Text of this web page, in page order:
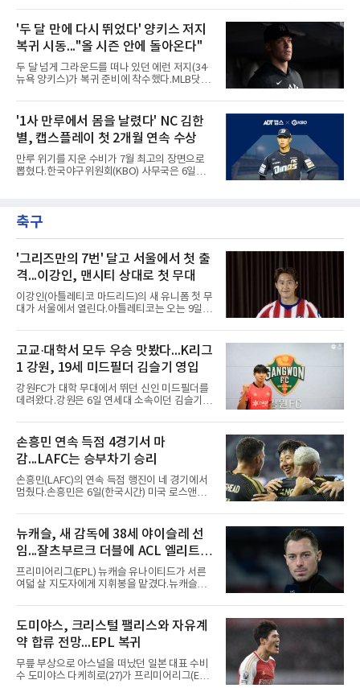
을 놓았고, 버펄로는 이 회에만 5점을 뽑아 7-6
역전승을 거뒀다.한국에서의 성적도
컵스)은 6일(한국시간) 미국 시카고 리글리필드
에서 나란히 홈런 두 방씩을 주고받았다.첫 회부
터 불이 붙었다. 1회초 선두타자 오타니가 컵스
선발 이마나가 쇼타를 상대로 우월 솔로 홈런을
뽑자, 1회말 크로암스트롱이 다저스 선발 에릭
라워를 상대로 중월 솔로 홈런으로 응수했다. 최
근 50년간 리글리필드에서 1회 양 팀 선두타자
10위 이내 선수끼리 이런 공방을 벌인 사례는 처
음이다.흐름은 크로암스트롱
'두 달 만에 다시 뛰었다' 양키스 저지
복귀 시동..."올 시즌 안에 돌아온다"
두 달 넘게 그라운드를 떠나 있던 에런 저지(34·
뉴욕 양키스)가 복귀 준비에 착수했다.MLB닷컴
뒤 야외 달리기와 상체 저항 운동으로 훈련 강도
를 높여도 된다는 허가를 받았다고 전했다.저지
는 이날 뉴욕 양키스타디움에서 열린 세인트루
이스 카디널스전을 앞두고 야구 장비를 착용한
채 스트레칭과 조깅, 저항 밴드 훈련을 소화했
다. 아메리칸리그 최우수선수(MVP) 3회 수상자
인 그가 부상 이후 야외 달리기에 나선 것은 처음
는 것이 계획이었고 올해를 접겠다고 생각한 적
은 없다고 말했다.이탈은
'1사 만루에서 몸을 날렸다' NC 김한
별, 캡스플레이 첫 2개월 연속 수상
만루 위기를 지운 수비가 7월 최고의 장면으로
뽑혔다.한국야구위원회(KBO) 사무국은 6일
이 상 제정 이래 첫 사례다.ADT캡스가 KBO와
함께 시상하는 이 상은 공식 기록위원이 승리 확
최고점을 받은 수비 장면에 준다.수상 장면은 지
난달 23일 서울 잠실구장에서 나왔다. NC가 7-5
로 앞선 8회말 1사 만루에서 김한별은 LG 트윈
스 오지환의 강한 타구에 몸을 날려 막아낸 뒤 유
격수 김주원에게 연결했다. 김주원이 1루수 블
레인에게 던지며 4-6-3 병살타가 완
축구
'그리즈만의 7번' 달고 서울에서 첫 출
격...이강인, 맨시티 상대로 첫 무대
이강인(아틀레티코 마드리드)의 새 유니폼 첫 무
대가 서울에서 열린다.아틀레티코는 오는 9일
와 2026 쿠팡플레이 시리즈 친선 경기를 치른다.
구단 소집 명단에 이강인이 포함되면서 변수가
없는 한 그의 첫 출격은 서울이 된다.등번호부터
무게가 실렸다. 이강인은 첫 경기부터 7번을 단
다. 2010년대 팀의 전성기를 이끈 앙투안 그리즈
만이 달았던 번호다.합류 과정은 순탄치 않았다.
스페인으로 건너가려던 그는 병역 특례 행정 절
짧게 호흡을 맞춰 경기에 나선다.역할도 관심사
다. 유려한 탈압박과
고교·대학서 모두 우승 맛봤다...K리그
1 강원, 19세 미드필더 김슬기 영입
강원FC가 대학 무대에서 뛰던 신인 미드필더를
데려왔다.강원은 6일 연세대 소속이던 김슬기
조건을 갖췄다.이력은 우승으로 채워져 있다. 수
원고 시절 주축으로 활약하며 지난해 전국고등
리그와 추계전국고등대회 우승에 기여했고, 올
해 연세대 진학 후에는 춘계한산대첩기대학대회
정상에 올랐다. 2024년에는 17세 이하(U-17) 대
표팀 훈련에도 소집됐다.김슬기는 입단하게 돼
기쁘고 영광이라며 프로 무대에서도 성장해 팀
손흥민 연속 득점 4경기서 마
감...LAFC는 승부차기 승리
손흥민(LAFC)의 연속 득점 행진이 네 경기에서
멈췄다.손흥민은 6일(한국시간) 미국 로스앤젤
컵 리그 페이즈 1차전 치바스 과달라하라(멕시
코)전에 선발 출전했으나 공격포인트 없이 후반
41분 타일러 보이드와 교체됐다. 이날 골을 넣었
다면 공식전 5경기 연속 득점이었다. 다만 메이
저리그사커(MLS)에서 이어온 4경기 연속골 기
록은 유지된다.경기는 팽팽했다. 전반 38분 다비
드 마르티네스의 땅볼 크로스를 드니 부앙가가
으로 골대 오른쪽 하단을 찔러 균형을 맞췄다.승
부는 승부차기로 갈렸다. LAFC는
뉴캐슬, 새 감독에 38세 야이슬레 선
임...잘츠부르크 더블에 ACL 엘리트 2
연패 경력
프리미어리그(EPL) 뉴캐슬 유나이티드가 서른
여덟 살 지도자에게 지휘봉을 맡겼다.뉴캐슬은
임을 발표했다. 그는 스페인 라망가에서 진행 중
인 프리시즌 캠프에 곧바로 합류했다. 구단은 유
럽 축구계에서 가장 촉망받는 젊은 감독을 데려
왔다고 밝혔다.이력은 이른 나이에 쌓였다. 서른
셋이던 2021년 오스트리아 레드불 잘츠부르크
사령탑에 올라 첫 시즌 리그와 컵대회를 동시에
제패했고, 구단 역사상 처음으로 팀을 유럽축구
도미야스, 크리스털 팰리스와 자유계
약 합류 전망...EPL 복귀
무릎 부상으로 아스널을 떠났던 일본 대표 수비
수 도미야스 다케히로(27)가 프리미어리그(EPL)